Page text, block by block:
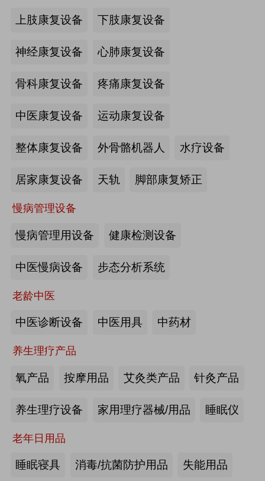
上肢康复设备 下肢康复设备
神经康复设备 心肺康复设备
骨科康复设备 疼痛康复设备
中医康复设备 运动康复设备
整体康复设备 外骨骼机器人 水疗设备
居家康复设备 天轨 脚部康复矫正
慢病管理设备
慢病管理用设备 健康检测设备
中医慢病设备 步态分析系统
老龄中医
中医诊断设备 中医用具 中药材
养生理疗产品
氧产品 按摩用品 艾灸类产品 针灸产品
养生理疗设备 家用理疗器械/用品 睡眠仪
老年日用品
睡眠寝具 消毒/抗菌防护用品 失能用品
来源:注册会员
海量养老行业资源
【如愿】升降浴室柜-海尔智慧康养
来源:注册会员
海尔电动轮椅-海尔智慧康养
来源:注册会员
懒人血压计M8-海尔智慧康养
来源:注册会员